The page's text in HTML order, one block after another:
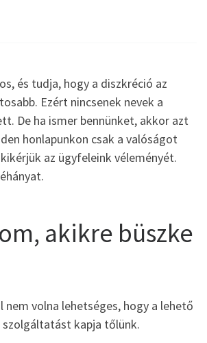
és tudja, hogy a diszkréció az
Ezért nincsenek nevek a
De ha ismer bennünket, akkor azt
honlapunkon csak a valóságot
az ügyfeleink véleményét.
akikre büszke
nem volna lehetséges, hogy a lehető
kapja tőlünk.